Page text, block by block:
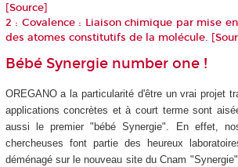
[Source]
2 : Covalence : Liaison chimique par mise
des atomes constitutifs de la molécule. [
Bébé Synergie number one !
OREGANO a la particularité d'être un vrai projet
applications concrètes et à court terme sont
aussi le premier "bébé Synergie". En effet,
chercheuses font partie des heureux
déménagé sur le nouveau site du Cnam